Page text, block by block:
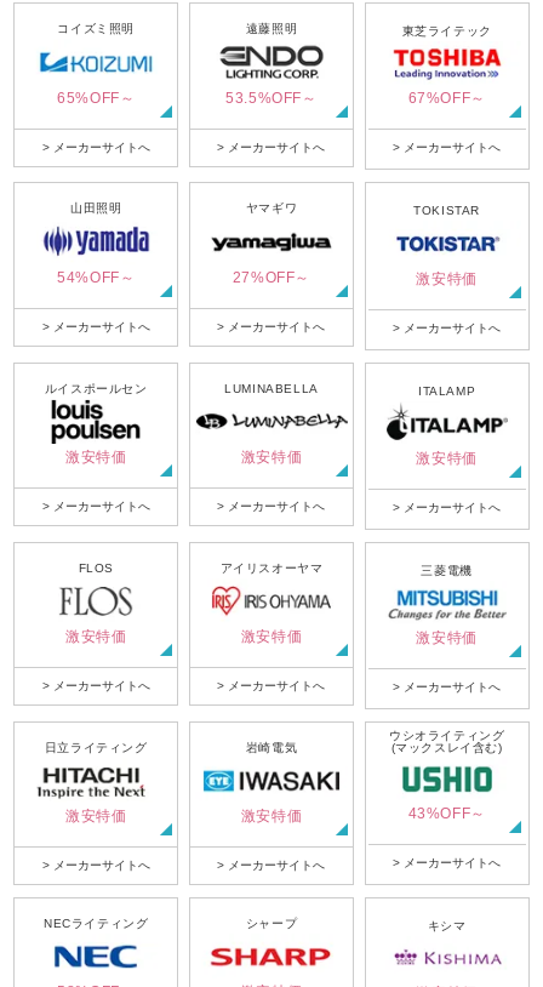
コイズミ照明
65%OFF～
> メーカーサイトへ
遠藤照明
53.5%OFF～
> メーカーサイトへ
東芝ライテック
67%OFF～
> メーカーサイトへ
山田照明
54%OFF～
> メーカーサイトへ
ヤマギワ
27%OFF～
> メーカーサイトへ
TOKISTAR
激安特価
> メーカーサイトへ
ルイスポールセン
激安特価
> メーカーサイトへ
LUMINABELLA
激安特価
> メーカーサイトへ
ITALAMP
激安特価
> メーカーサイトへ
FLOS
激安特価
> メーカーサイトへ
アイリスオーヤマ
激安特価
> メーカーサイトへ
三菱電機
激安特価
> メーカーサイトへ
日立ライティング
激安特価
> メーカーサイトへ
岩崎電気
激安特価
> メーカーサイトへ
ウシオライティング
(マックスレイ含む)
43%OFF～
> メーカーサイトへ
NECライティング シャープ キシマ